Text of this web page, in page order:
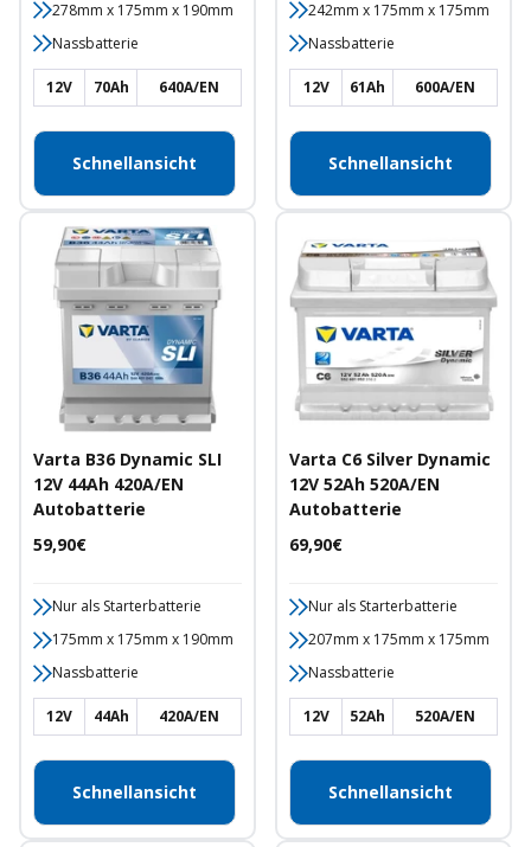
278mm x 175mm x 190mm
Nassbatterie
12V 70Ah 640A/EN
Schnellansicht
242mm x 175mm x 175mm
Nassbatterie
12V 61Ah 600A/EN
Schnellansicht
Varta B36 Dynamic SLI
12V 44Ah 420A/EN
Autobatterie
Angebotspreis
59,90€
Nur als Starterbatterie
175mm x 175mm x 190mm
Nassbatterie
12V 44Ah 420A/EN
Schnellansicht
Varta C6 Silver Dynamic
12V 52Ah 520A/EN
Autobatterie
Angebotspreis
69,90€
Nur als Starterbatterie
207mm x 175mm x 175mm
Nassbatterie
12V 52Ah 520A/EN
Schnellansicht